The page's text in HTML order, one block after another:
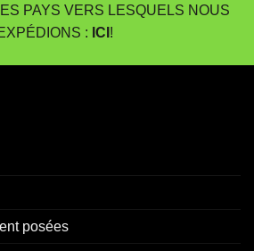
PAYS VERS LESQUELS NOUS
: ICI !
posées